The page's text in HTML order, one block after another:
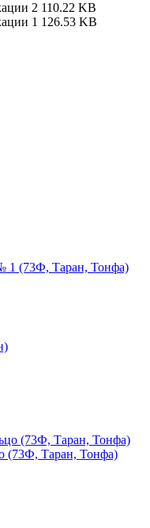
2 110.22 KB
1 126.53 KB
1 (73Ф, Таран, Тонфа)
(73Ф, Таран, Тонфа)